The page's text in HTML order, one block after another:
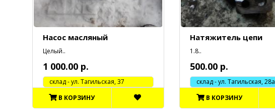
Насос масляный
Целый..
1 000.00 р.
cклад - ул. Тагильская, 37
В КОРЗИНУ
Натяжитель цепи
1.8..
500.00 р.
склад - ул. Тагильская, 28а
В КОРЗИНУ